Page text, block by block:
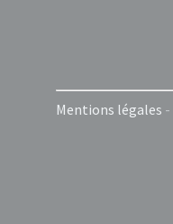
Mentions légales -